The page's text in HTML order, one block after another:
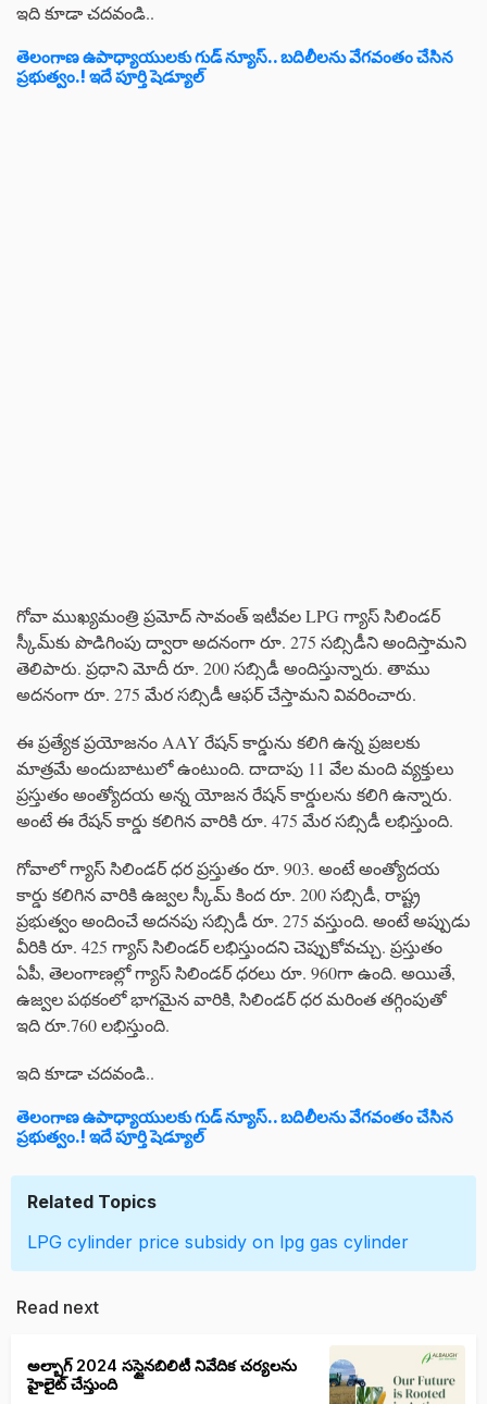
ఇది కూడా చదవండి..
తెలంగాణ ఉపాధ్యాయులకు గుడ్ న్యూస్.. బదిలీలను వేగవంతం చేసిన
ప్రభుత్వం.! ఇదే పూర్తి షెడ్యూల్
గోవా ముఖ్యమంత్రి ప్రమోద్ సావంత్ ఇటీవల LPG గ్యాస్ సిలిండర్
స్కీమ్‌కు పొడిగింపు ద్వారా అదనంగా రూ. 275 సబ్సిడీని అందిస్తామని
తెలిపారు. ప్రధాని మోదీ రూ. 200 సబ్సిడీ అందిస్తున్నారు. తాము
అదనంగా రూ. 275 మేర సబ్సిడీ ఆఫర్ చేస్తామని వివరించారు.
ఈ ప్రత్యేక ప్రయోజనం AAY రేషన్ కార్డును కలిగి ఉన్న ప్రజలకు
మాత్రమే అందుబాటులో ఉంటుంది. దాదాపు 11 వేల మంది వ్యక్తులు
ప్రస్తుతం అంత్యోదయ అన్న యోజన రేషన్ కార్డులను కలిగి ఉన్నారు.
అంటే ఈ రేషన్ కార్డు కలిగిన వారికి రూ. 475 మేర సబ్సిడీ లభిస్తుంది.
గోవాలో గ్యాస్ సిలిండర్ ధర ప్రస్తుతం రూ. 903. అంటే అంత్యోదయ
కార్డు కలిగిన వారికి ఉజ్వల స్కీమ్ కింద రూ. 200 సబ్సిడీ, రాష్ట్ర
ప్రభుత్వం అందించే అదనపు సబ్సిడీ రూ. 275 వస్తుంది. అంటే అప్పుడు
వీరికి రూ. 425 గ్యాస్ సిలిండర్ లభిస్తుందని చెప్పుకోవచ్చు. ప్రస్తుతం
ఏపీ, తెలంగాణల్లో గ్యాస్ సిలిండర్ ధరలు రూ. 960గా ఉంది. అయితే,
ఉజ్వల పథకంలో భాగమైన వారికి, సిలిండర్ ధర మరింత తగ్గింపుతో
ఇది రూ.760 లభిస్తుంది.
ఇది కూడా చదవండి..
తెలంగాణ ఉపాధ్యాయులకు గుడ్ న్యూస్.. బదిలీలను వేగవంతం చేసిన
ప్రభుత్వం.! ఇదే పూర్తి షెడ్యూల్
Related Topics
LPG cylinder price subsidy on lpg gas cylinder
Read next
అల్బాగ్ 2024 సస్టైనబిలిటీ నివేదిక చర్యలను
హైలైట్ చేస్తుంది